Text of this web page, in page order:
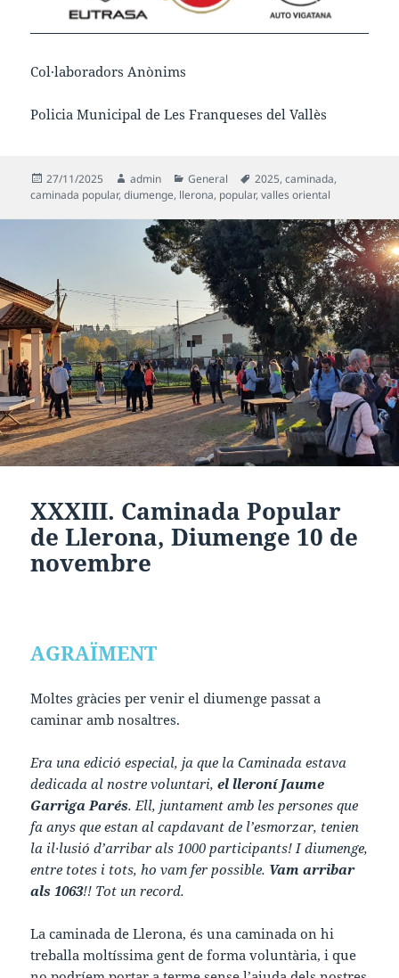
Col·laboradors Anònims
Policia Municipal de Les Franqueses del Vallès
Publicat
el
27/11/2025 Autor
admin Categories
General Etiquetes
2025,caminada,
caminada popular,diumenge, llerona, popular,valles oriental
XXXIII. Caminada Popular
de Llerona, Diumenge 10 de
novembre
AGRAÏMENT
Moltes gràcies per venir el diumenge passat a
caminar amb nosaltres.
Era una edició especial, ja que la Caminada estava
dedicada al nostre voluntari,el lleroní Jaume
Garriga Parés. Ell, juntament amb les persones que
fa anys que estan al capdavant de l’esmorzar, tenien
la il·lusió d’arribar als 1000 participants! I diumenge,
entre totes i tots, ho vam fer possible. Vam arribar
als 1063!! Tot un record.
La caminada de Llerona, és una caminada on hi
treballa moltíssima gent de forma voluntària, i que